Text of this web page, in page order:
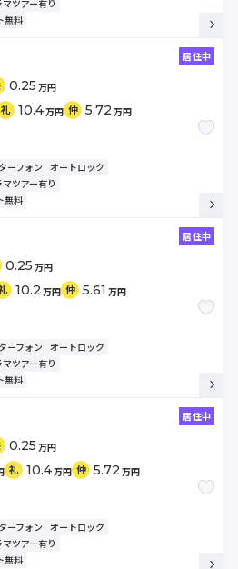
ツアー有り
無料
居住中
0.25 万円
礼 10.4万円 仲 5.72 万円
ーフォン オートロック
ツアー有り
無料
居住中
0.25 万円
10.2 万円 仲 5.61 万円
ーフォン オートロック
ツアー有り
無料
居住中
0.25 万円
礼 10.4万円 仲 5.72 万円
ーフォン オートロック
ツアー有り
無料